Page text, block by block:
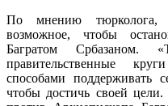
По мнению тюрколога,
возможное, чтобы
Багратом Србазаном.
правительственные
способами поддерживать
чтобы достичь своей